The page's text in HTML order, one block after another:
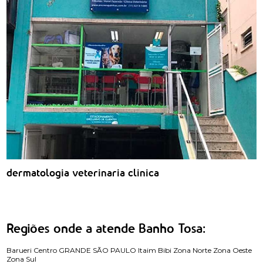
dermatologia veterinaria clinica
Regiões onde a atende Banho Tosa:
Barueri Centro GRANDE SÃO PAULO Itaim Bibi Zona Norte Zona Oeste
Zona Sul